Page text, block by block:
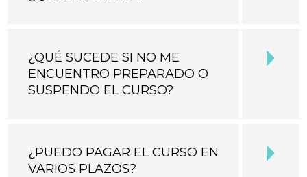
¿QUÉ SUCEDE SI NO ME
ENCUENTRO PREPARADO O
SUSPENDO EL CURSO?
¿PUEDO PAGAR EL CURSO EN
VARIOS PLAZOS?